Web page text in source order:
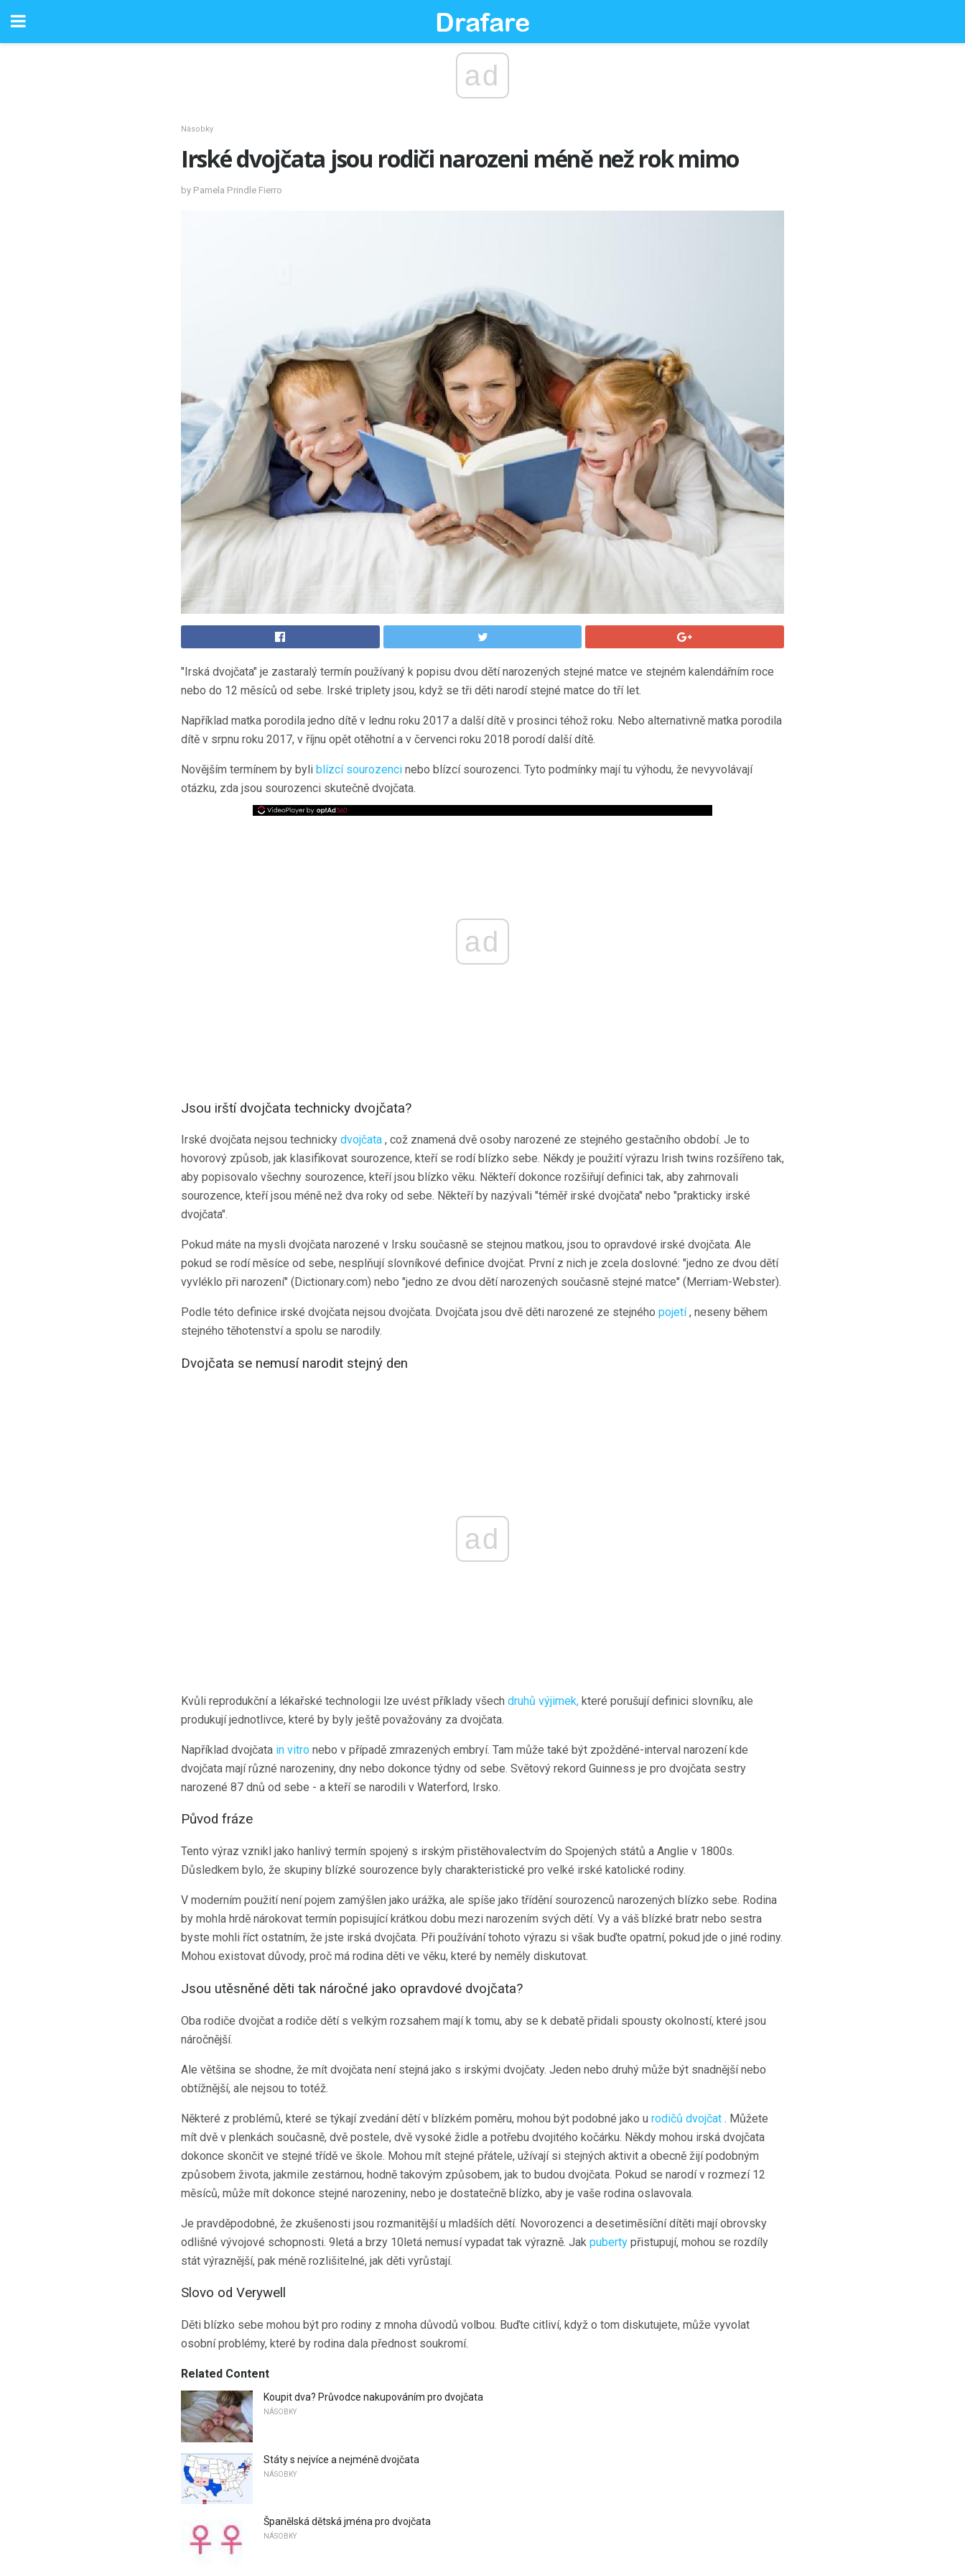
ad
Násobky
Irské dvojčata jsou rodiči narozeni méně než rok mimo
by Pamela Prindle Fierro
"Irská dvojčata" je zastaralý termín používaný k popisu dvou dětí narozených stejné matce ve stejném kalendářním roce
nebo do 12 měsíců od sebe. Irské triplety jsou, když se tři děti narodí stejné matce do tří let.
Například matka porodila jedno dítě v lednu roku 2017 a další dítě v prosinci téhož roku. Nebo alternativně matka porodila
dítě v srpnu roku 2017, v říjnu opět otěhotní a v červenci roku 2018 porodí další dítě.
Novějším termínem by byli blízcí sourozenci nebo blízcí sourozenci. Tyto podmínky mají tu výhodu, že nevyvolávají
otázku, zda jsou sourozenci skutečně dvojčata.
ad
Jsou irští dvojčata technicky dvojčata?
Irské dvojčata nejsou technicky dvojčata , což znamená dvě osoby narozené ze stejného gestačního období. Je to
hovorový způsob, jak klasifikovat sourozence, kteří se rodí blízko sebe. Někdy je použití výrazu Irish twins rozšířeno tak,
aby popisovalo všechny sourozence, kteří jsou blízko věku. Někteří dokonce rozšiřují definici tak, aby zahrnovali
sourozence, kteří jsou méně než dva roky od sebe. Někteří by nazývali "téměř irské dvojčata" nebo "prakticky irské
dvojčata".
Pokud máte na mysli dvojčata narozené v Irsku současně se stejnou matkou, jsou to opravdové irské dvojčata. Ale
pokud se rodí měsíce od sebe, nesplňují slovníkové definice dvojčat. První z nich je zcela doslovné: "jedno ze dvou dětí
vyvléklo při narození" (Dictionary.com) nebo "jedno ze dvou dětí narozených současně stejné matce" (Merriam-Webster).
Podle této definice irské dvojčata nejsou dvojčata. Dvojčata jsou dvě děti narozené ze stejného pojetí, neseny během
stejného těhotenství a spolu se narodily.
Dvojčata se nemusí narodit stejný den
ad
Kvůli reprodukční a lékařské technologii lze uvést příklady všech druhů výjimek, které porušují definici slovníku, ale
produkují jednotlivce, které by byly ještě považovány za dvojčata.
Například dvojčata in vitro nebo v případě zmrazených embryí. Tam může také být zpožděné-interval narození kde
dvojčata mají různé narozeniny, dny nebo dokonce týdny od sebe. Světový rekord Guinness je pro dvojčata sestry
narozené 87 dnů od sebe - a kteří se narodili v Waterford, Irsko.
Původ fráze
Tento výraz vznikl jako hanlivý termín spojený s irským přistěhovalectvím do Spojených států a Anglie v 1800s.
Důsledkem bylo, že skupiny blízké sourozence byly charakteristické pro velké irské katolické rodiny.
V moderním použití není pojem zamýšlen jako urážka, ale spíše jako třídění sourozenců narozených blízko sebe. Rodina
by mohla hrdě nárokovat termín popisující krátkou dobu mezi narozením svých dětí. Vy a váš blízké bratr nebo sestra
byste mohli říct ostatním, že jste irská dvojčata. Při používání tohoto výrazu si však buďte opatrní, pokud jde o jiné rodiny.
Mohou existovat důvody, proč má rodina děti ve věku, které by neměly diskutovat.
Jsou utěsněné děti tak náročné jako opravdové dvojčata?
Oba rodiče dvojčat a rodiče dětí s velkým rozsahem mají k tomu, aby se k debatě přidali spousty okolností, které jsou
náročnější.
Ale většina se shodne, že mít dvojčata není stejná jako s irskými dvojčaty. Jeden nebo druhý může být snadnější nebo
obtížnější, ale nejsou to totéž.
Některé z problémů, které se týkají zvedání dětí v blízkém poměru, mohou být podobné jako u rodičů dvojčat . Můžete
mít dvě v plenkách současně, dvě postele, dvě vysoké židle a potřebu dvojitého kočárku. Někdy mohou irská dvojčata
dokonce skončit ve stejné třídě ve škole. Mohou mít stejné přátele, užívají si stejných aktivit a obecně žijí podobným
způsobem života, jakmile zestárnou, hodně takovým způsobem, jak to budou dvojčata. Pokud se narodí v rozmezí 12
měsíců, může mít dokonce stejné narozeniny, nebo je dostatečně blízko, aby je vaše rodina oslavovala.
Je pravděpodobné, že zkušenosti jsou rozmanitější u mladších dětí. Novorozenci a desetiměsíční dítěti mají obrovsky
odlišné vývojové schopnosti. 9letá a brzy 10letá nemusí vypadat tak výrazně. Jak puberty přistupují, mohou se rozdíly
stát výraznější, pak méně rozlišitelné, jak děti vyrůstají.
Slovo od Verywell
Děti blízko sebe mohou být pro rodiny z mnoha důvodů volbou. Buďte citliví, když o tom diskutujete, může vyvolat
osobní problémy, které by rodina dala přednost soukromí.
Related Content
Koupit dva? Průvodce nakupováním pro dvojčata
NÁSOBKY
Státy s nejvíce a nejméně dvojčata
NÁSOBKY
Španělská dětská jména pro dvojčata
NÁSOBKY